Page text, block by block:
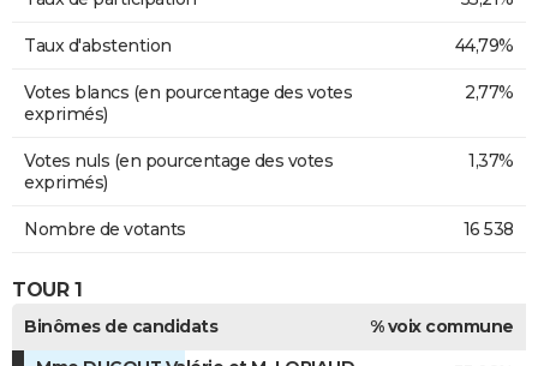
Taux d'abstention 44,79%
Votes blancs (en pourcentage des votes
exprimés)
2,77%
Votes nuls (en pourcentage des votes
exprimés)
1,37%
Nombre de votants 16 538
TOUR 1
Binômes de candidats
% voix commune